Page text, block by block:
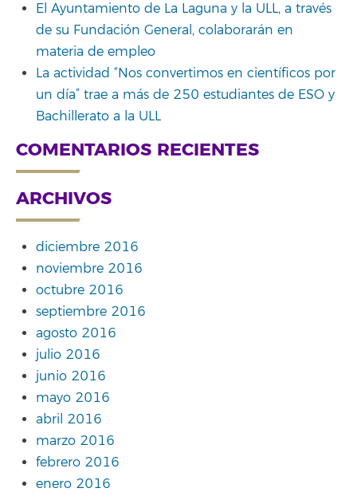
El Ayuntamiento de La Laguna y la ULL, a través
de su Fundación General, colaborarán en
materia de empleo
La actividad “Nos convertimos en científicos por
un día” trae a más de 250 estudiantes de ESO y
Bachillerato a la ULL
COMENTARIOS RECIENTES
ARCHIVOS
diciembre 2016
noviembre 2016
octubre 2016
septiembre 2016
agosto 2016
julio 2016
junio 2016
mayo 2016
abril 2016
marzo 2016
febrero 2016
enero 2016